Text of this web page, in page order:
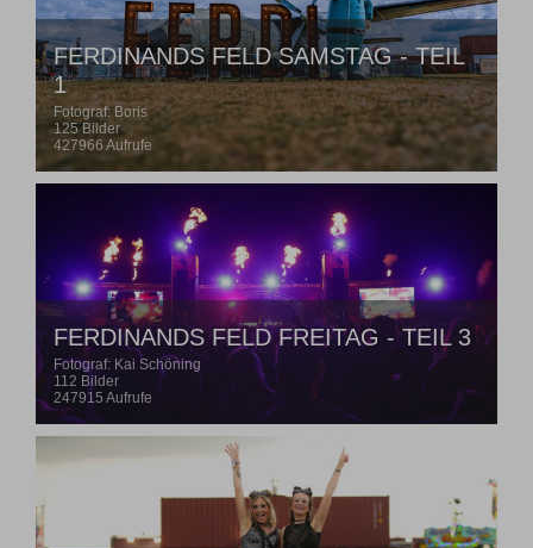
FERDINANDS FELD SAMSTAG - TEIL
1
Fotograf: Boris
125 Bilder
427966 Aufrufe
FERDINANDS FELD FREITAG - TEIL 3
Fotograf: Kai Schöning
112 Bilder
247915 Aufrufe